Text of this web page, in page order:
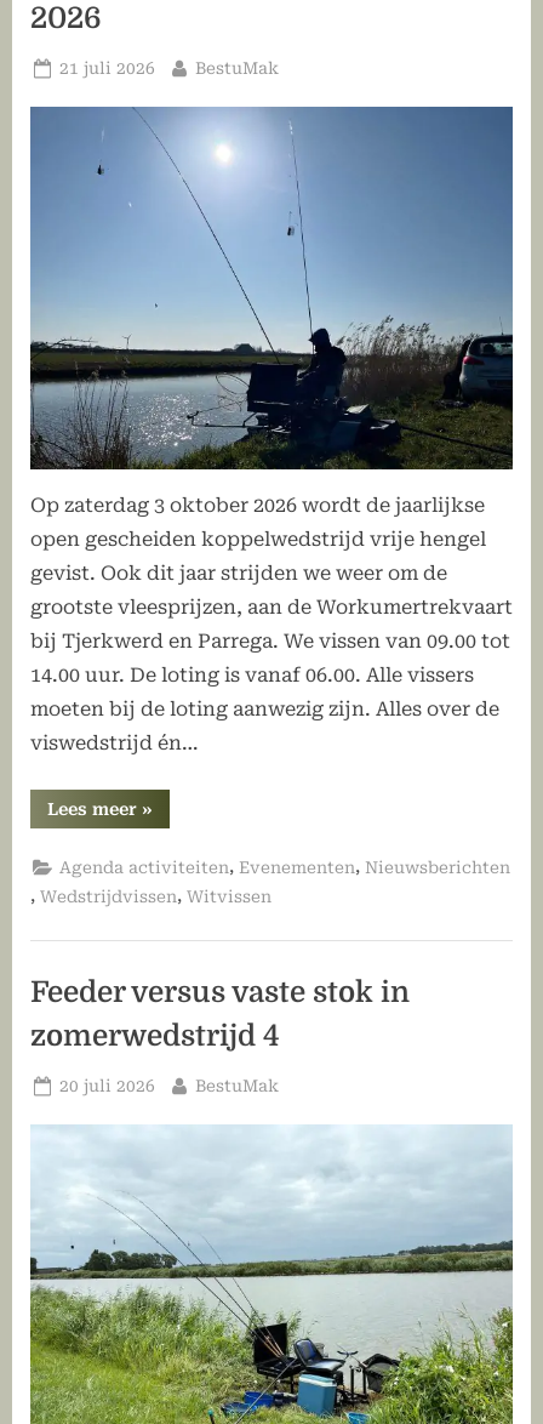
2026
Geplaatst
21 juli 2026 Door
BestuMak
Op zaterdag 3 oktober 2026 wordt de jaarlijkse
open gescheiden koppelwedstrijd vrije hengel
gevist. Ook dit jaar strijden we weer om de
grootste vleesprijzen, aan de Workumertrekvaart
bij Tjerkwerd en Parrega. We vissen van 09.00 tot
14.00 uur. De loting is vanaf 06.00. Alle vissers
moeten bij de loting aanwezig zijn. Alles over de
viswedstrijd én…
Lees meer“Open
gescheiden
2026”
»
Agenda activiteiten, Evenementen, Nieuwsberichten
, Wedstrijdvissen, Witvissen
Feeder versus vaste stok in
zomerwedstrijd 4
Geplaatst
20 juli 2026 Door
BestuMak